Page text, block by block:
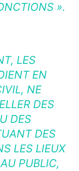
».
LES
EN
NE
DES
DES
DES
LES LIEUX
PUBLIC,